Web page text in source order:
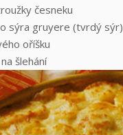
česneku
sýra gruyere (tvrdý sýr)
oříšku
šlehání